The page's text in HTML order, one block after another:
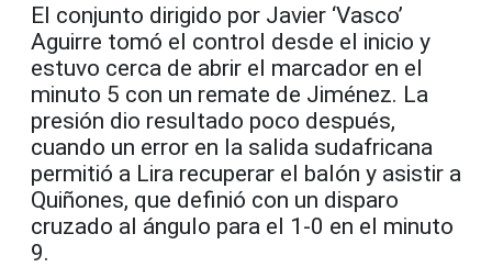
El conjunto dirigido por Javier ‘Vasco’
Aguirre tomó el control desde el inicio y
estuvo cerca de abrir el marcador en el
minuto 5 con un remate de Jiménez. La
presión dio resultado poco después,
cuando un error en la salida sudafricana
permitió a Lira recuperar el balón y asistir a
Quiñones, que definió con un disparo
cruzado al ángulo para el 1-0 en el minuto
9.